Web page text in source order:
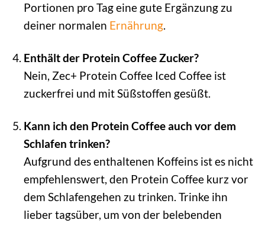
Portionen pro Tag eine gute Ergänzung zu
deiner normalen Ernährung.
Enthält der Protein Coffee Zucker?
Nein, Zec+ Protein Coffee Iced Coffee ist
zuckerfrei und mit Süßstoffen gesüßt.
Kann ich den Protein Coffee auch vor dem
Schlafen trinken?
Aufgrund des enthaltenen Koffeins ist es nicht
empfehlenswert, den Protein Coffee kurz vor
dem Schlafengehen zu trinken. Trinke ihn
lieber tagsüber, um von der belebenden